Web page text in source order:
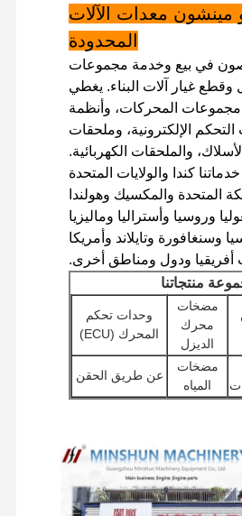
برنامج VR حولنا
مينشون معدات الآلات
المحدودة
في بيع وخدمة مجموعات
غيار آلات البناء. يغطي
مجموعات المحركات، وأنظمة
التحكم الإلكترونية، وملحقات
والملحقات الكهربائية.
كندا والولايات المتحدة
المتحدة والمكسيك وهولندا
وروسيا وأستراليا وماليزيا
وسنغافورة وتايلاند وأمريكا
أفريقيا ودول ومناطق أخرى.
منتجاتنا
مضخات
محرك
الديزل
وحدات تحكم
المحرك (ECU)
مضخات
المياه
عن طريق الحقن
جمعيات
السيارات
السفر
مكونات الهيكل
والملحقات
الأخرى